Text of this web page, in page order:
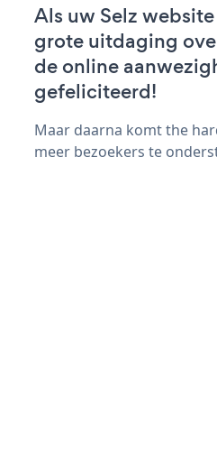
Als uw Selz
grote uitdaging
de online
gefeliciteerd!
Maar daarna komt the
meer bezoekers te